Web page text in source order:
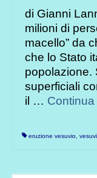
di Gianni
milioni di
macello” da
che lo Stato
popolazione.
superficiali
il … Continua
eruzione vesuvio